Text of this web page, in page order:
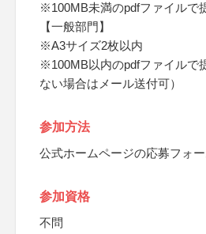
※100MB未満のpdfファイルで
【一般部門】
※A3サイズ2枚以内
※100MB以内のpdfファイルで
ない場合はメール送付可）
参加方法
公式ホームページの応募フォ
参加資格
不問